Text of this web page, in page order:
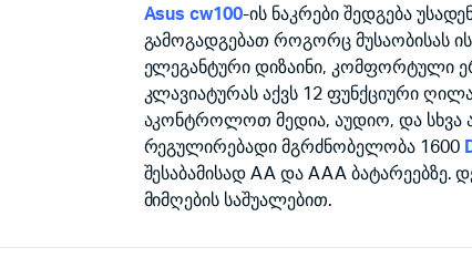
was:
115.00₾.
is:
99.00₾.
Asus cw100-ის ნაკრები შედგება
გამოგადგებათ როგორც მუსაობისას
ელეგანტური დიზაინი, კომფორტული
კლავიატურას აქვს 12 ფუნქციური
აკონტროლოთ მედია, აუდიო, და სხვა
რეგულირებადი მგრძნობელობა 1600
შესაბამისად AA და AAA ბატარეებზე.
მიმღების საშუალებით.